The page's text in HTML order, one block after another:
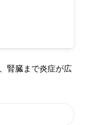
腎臓まで炎症が広